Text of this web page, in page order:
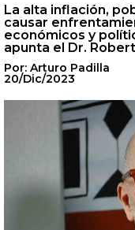
La alta inflación,
causar
económicos y
apunta el Dr.
Por: Arturo Padilla
20/Dic/2023